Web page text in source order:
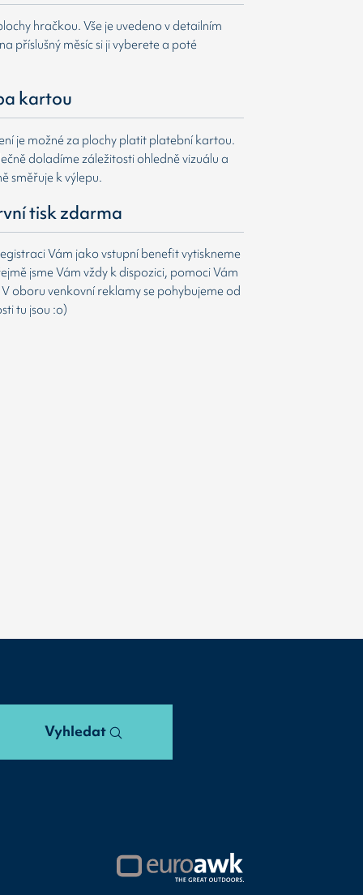
hračkou. Vše je uvedeno v detailním
příslušný měsíc si ji vyberete a poté
kartou
je možné za plochy platit platební kartou.
doladíme záležitosti ohledně vizuálu a
směřuje k výlepu.
tisk zdarma
Vám jako vstupní benefit vytiskneme
jsme Vám vždy k dispozici, pomoci Vám
oboru venkovní reklamy se pohybujeme od
tu jsou :o)
Vyhledat